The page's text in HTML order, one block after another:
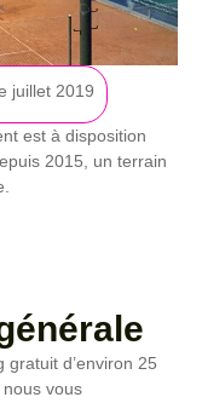
juillet 2019
est à disposition
2015, un terrain
gratuit d’environ 25
vous